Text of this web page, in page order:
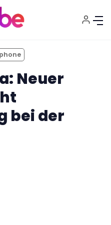
Neuer
bei der